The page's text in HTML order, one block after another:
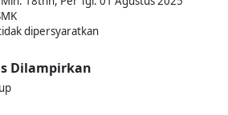
dipersyaratkan
Dilampirkan